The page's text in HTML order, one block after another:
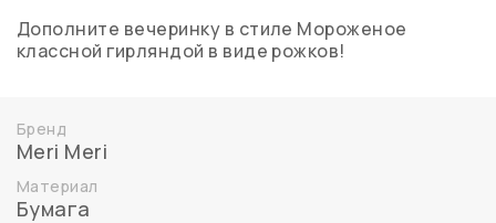
Дополните вечеринку в стиле Мороженое
классной гирляндой в виде рожков!
Бренд
Meri Meri
Материал
Бумага